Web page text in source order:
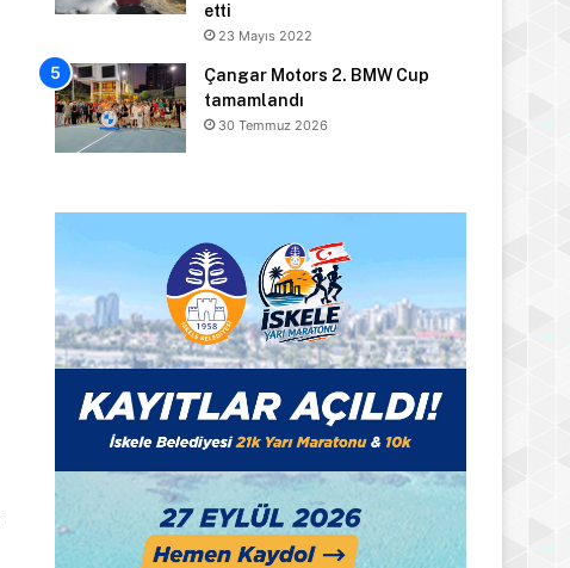
etti
23 Mayıs 2022
Çangar Motors 2. BMW Cup
tamamlandı
30 Temmuz 2026